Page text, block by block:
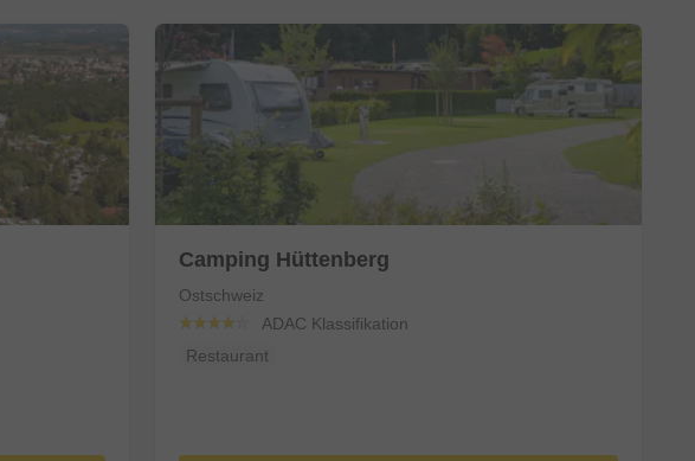
Camping Hüttenberg
Ostschweiz
ADAC Klassifikation
Restaurant